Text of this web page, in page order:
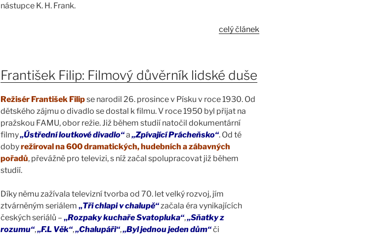
nástupce K. H. Frank.
celý článek
František Filip: Filmový důvěrník lidské duše
Režisér František Filipse narodil 26. prosince v Písku v roce 1930. Od
dětského zájmu o divadlo se dostal k filmu. V roce 1950 byl přijat na
pražskou FAMU, obor režie. Již během studií natočil dokumentární
filmy„Ústřední loutkové divadlo“a„Zpívající Prácheňsko“. Od té
dobyrežíroval na 600 dramatických, hudebních a zábavných
pořadů, převážně pro televizi, s níž začal spolupracovat již během
studií.
Díky němu zažívala televizní tvorba od 70. let velký rozvoj, jím
ztvárněným seriálem „Tři chlapi v chalupě“začala éra vynikajících
českých seriálů – „Rozpaky kuchaře Svatopluka“,„Sňatky z
rozumu“,„F.L Věk“,„Chalupáři“,„Byl jednou jeden dům“či